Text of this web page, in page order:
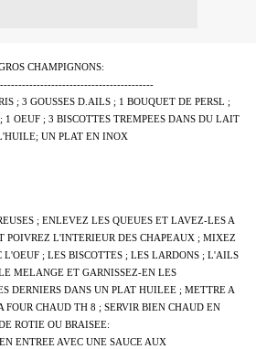
CHAMPIGNONS:
; 3 GOUSSES D.AILS ; 1 BOUQUET DE PERSL ;
1 OEUF ; 3 BISCOTTES TREMPEES DANS DU LAIT
UN PLAT EN INOX
; ENLEVEZ LES QUEUES ET LAVEZ-LES A
POIVREZ L'INTERIEUR DES CHAPEAUX ; MIXEZ
L'OEUF ; LES BISCOTTES ; LES LARDONS ; L'AILS
MELANGE ET GARNISSEZ-EN LES
DERNIERS DANS UN PLAT HUILEE ; METTRE A
FOUR CHAUD TH 8 ; SERVIR BIEN CHAUD EN
ROTIE OU BRAISEE:
ENTREE AVEC UNE SAUCE AUX